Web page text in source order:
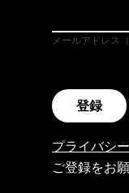
メールアドレス
登録
プライバシ
ご登録をお